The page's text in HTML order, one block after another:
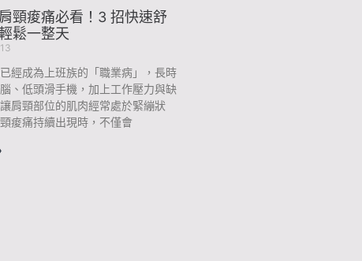
肩頸痠痛必看！3 招快速舒
鬆一整天
經成為上班族的「職業病」，長時
、低頭滑手機，加上工作壓力與缺
肩頸部位的肌肉經常處於緊繃狀
痠痛持續出現時，不僅會